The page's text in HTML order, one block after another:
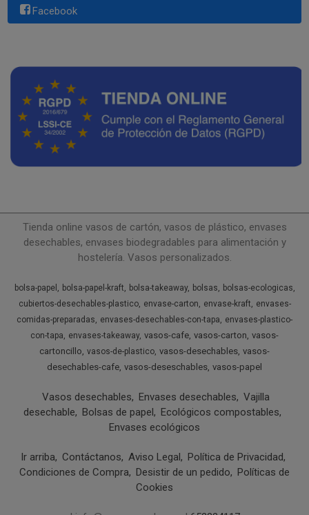
Facebook
Tienda online vasos de cartón, vasos de plástico, envases
desechables, envases biodegradables para alimentación y
hostelería. Vasos personalizados.
bolsa-papel bolsa-papel-kraft bolsa-takeaway bolsas
bolsas-ecologicas
cubiertos-desechables-plastico
envase-carton envase-kraft
envases-
comidas-preparadas
envases-desechables-con-tapa
envases-plastico-
con-tapa
envases-takeaway vasos-cafe vasos-carton vasos-
cartoncillo vasos-de-plastico vasos-desechables vasos-
desechables-cafe vasos-deseschables vasos-papel
Vasos desechables Envases desechables
Vajilla
desechable
Bolsas de papel
Ecológicos compostables
Envases ecológicos
Ir arriba Contáctanos Aviso Legal
Política de Privacidad
Condiciones de Compra
Desistir de un pedido
Políticas de
Cookies